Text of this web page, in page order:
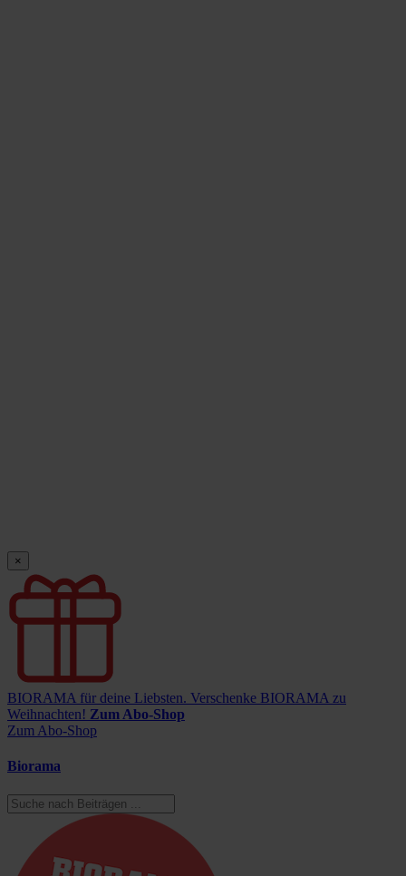
×
BIORAMA für deine Liebsten. Verschenke BIORAMA zu
Weihnachten! Zum Abo-Shop
Zum Abo-Shop
Biorama